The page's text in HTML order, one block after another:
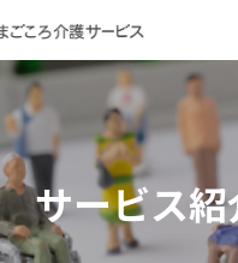
る方へ
サービス紹